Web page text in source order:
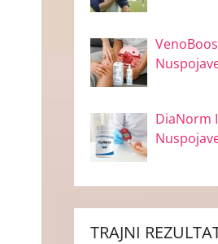
DiaNorm
TRAJNI